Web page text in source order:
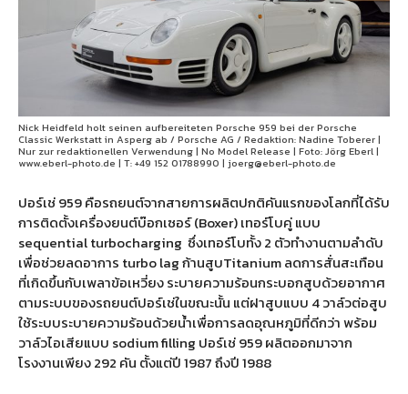
Nick Heidfeld holt seinen aufbereiteten Porsche 959 bei der Porsche
Classic Werkstatt in Asperg ab / Porsche AG / Redaktion: Nadine Toberer |
Nur zur redaktionellen Verwendung | No Model Release | Foto: Jörg Eberl |
www.eberl-photo.de | T: +49 152 01788990 | joerg@eberl-photo.de
ปอร์เช่ 959 คือรถยนต์จากสายการผลิตปกติคันแรกของโลกที่ได้รับ
การติดตั้งเครื่องยนต์บ๊อกเซอร์ (Boxer) เทอร์โบคู่ แบบ
sequential turbocharging ซึ่งเทอร์โบทั้ง 2 ตัวทำงานตามลำดับ
เพื่อช่วยลดอาการ turbo lag ก้านสูบTitanium ลดการสั่นสะเทือน
ที่เกิดขึ้นกับเพลาข้อเหวี่ยง ระบายความร้อนกระบอกสูบด้วยอากาศ
ตามระบบของรถยนต์ปอร์เช่ในขณะนั้น แต่ฝาสูบแบบ 4 วาล์วต่อสูบ
ใช้ระบบระบายความร้อนด้วยน้ำเพื่อการลดอุณหภูมิที่ดีกว่า พร้อม
วาล์วไอเสียแบบ sodium filling ปอร์เช่ 959 ผลิตออกมาจาก
โรงงานเพียง 292 คัน ตั้งแต่ปี 1987 ถึงปี 1988